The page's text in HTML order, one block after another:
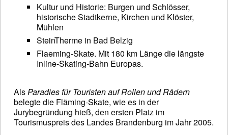
Kultur und Historie: Burgen und Schlösser,
historische Stadtkerne, Kirchen und Klöster,
Mühlen
SteinTherme in Bad Belzig
Flaeming-Skate. Mit 180 km Länge die längste
Inline-Skating-Bahn Europas.
AlsParadies für Touristen auf Rollen und Rädern
belegte die Fläming-Skate, wie es in der
Jurybegründung hieß, den ersten Platz im
Tourismuspreis des Landes Brandenburg im Jahr 2005.